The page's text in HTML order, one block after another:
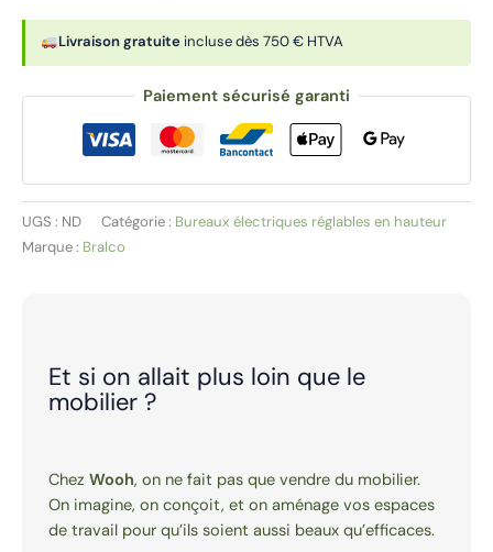
réglable
en
Paiement sécurisé garanti
UGS : ND Catégorie : Bureaux électriques réglables en hauteur
Marque : Bralco
Livraison gratuite incluse dès 750 € HTVA
Et si on allait plus loin que le
mobilier ?
Chez Wooh, on ne fait pas que vendre du mobilier.
On imagine, on conçoit, et on aménage vos espaces
de travail pour qu’ils soient aussi beaux qu’efficaces.